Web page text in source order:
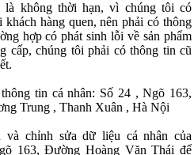
không thời hạn, vì chúng tôi có
hàng quen, nên phải có thông
hợp có phát sinh lỗi về sản phẩm
cấp, chúng tôi phải có thông tin cũ
tin cá nhân: Số 24 , Ngõ 163,
Trung , Thanh Xuân , Hà Nội
chỉnh sửa dữ liệu cá nhân của
163, Đường Hoàng Văn Tháiđể